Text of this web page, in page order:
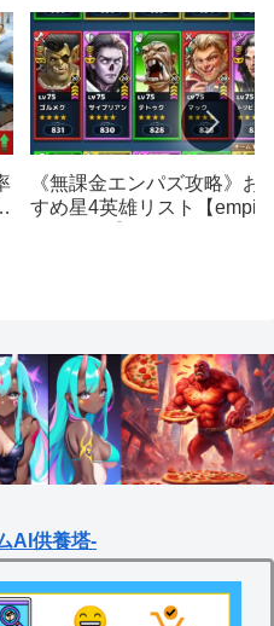
《無課金エンパズ攻略》お
すめ星4英雄リスト【
AI供養塔-